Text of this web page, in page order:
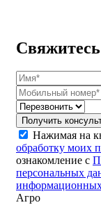
Получить
Нажимая на
обработку моих
ознакомление с
персональных
Агро